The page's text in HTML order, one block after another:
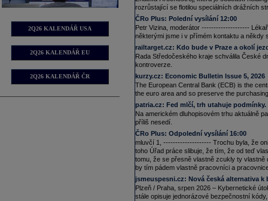
2Q26 KALENDÁŘ USA
2Q26 KALENDÁŘ EU
2Q26 KALENDÁŘ ČR
rozrůstající se flotilou speciálních drážních
ČRo Plus: Polední vysílání 12:00
Petr Vizina, moderátor --------------------
některými jsme i v přímém kontaktu a někdy
railtarget.cz: Kdo bude v Praze a okolí
Rada Středočeského kraje schválila České
kontroverze.
kurzy.cz: Economic Bulletin Issue 5, 2026
The European Central Bank (ECB) is the
the euro area and so preserve the
patria.cz: Fed mlčí, trh utahuje
Na americkém dluhopisovém trhu aktuálně
příliš nesedí.
ČRo Plus: Odpolední vysílání 16:00
mluvčí 1, -------------------- Trochu byla, že
toho Úřad práce slibuje, že tím, že od teď
tomu, že se přesně vlastně zcukly ty vlastně
by tím pádem vlastně pracovníci a
jsmeuspesni.cz: Nová česká alternativa
Plzeň / Praha, srpen 2026 – Kybernetické
stále opisuje jednorázové bezpečnostní